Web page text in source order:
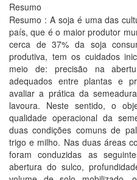
Resumo
Resumo : A soja é uma das
país, que é o maior produtor
cerca de 37% da soja
produtiva, tem os cuidados
meio de: precisão na
adequados entre plantas e
avaliar a prática da
lavoura. Neste sentido, o
qualidade operacional da
duas condições comuns de
trigo e milho. Nas duas áreas
foram conduzidas as
abertura do sulco,